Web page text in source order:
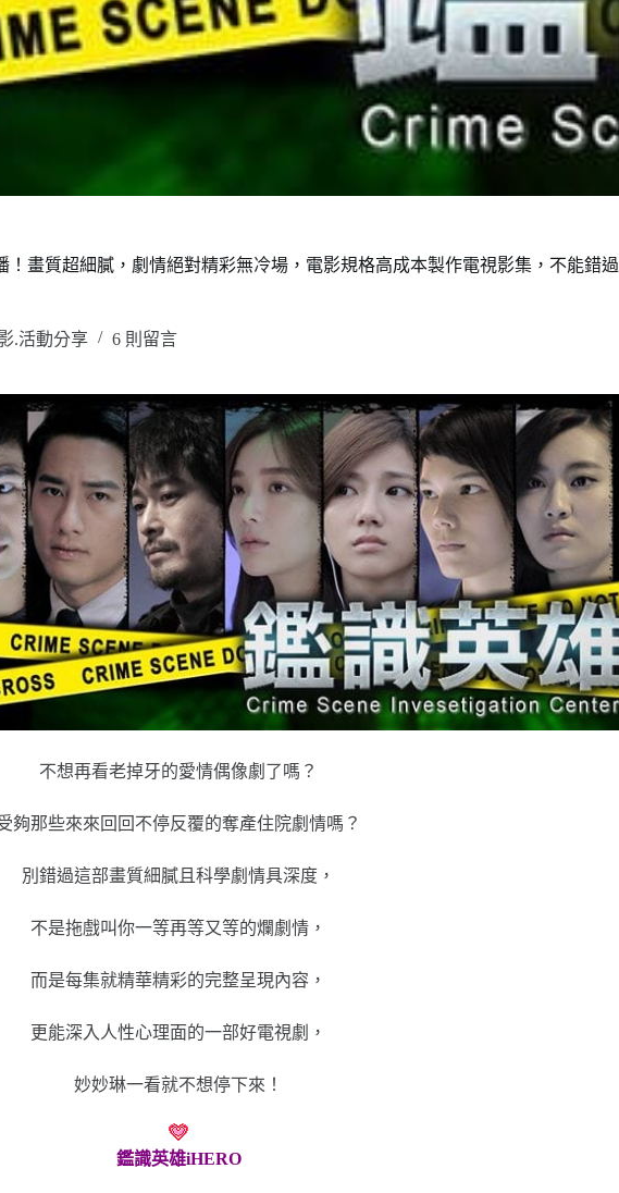
！畫質超細膩，劇情絕對精彩無冷場，電影規格高成本製作電視影集，不能錯過
.活動分享 6 則留言
不想再看老掉牙的愛情偶像劇了嗎？
夠那些來來回回不停反覆的奪產住院劇情嗎？
別錯過這部畫質細膩且科學劇情具深度，
不是拖戲叫你一等再等又等的爛劇情，
而是每集就精華精彩的完整呈現內容，
更能深入人性心理面的一部好電視劇，
妙妙琳一看就不想停下來！
鑑識英雄iHERO